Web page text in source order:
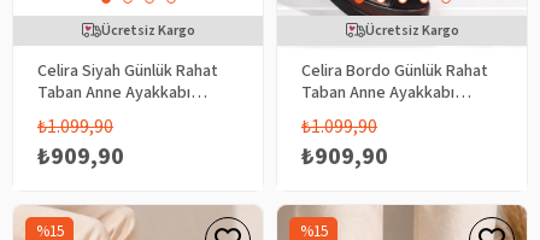
Celira Siyah Günlük Rahat
Taban Anne Ayakkabı
HS00321
₺909,90
₺1.099,90
Ücretsiz Kargo
Celira Bordo Günlük Rahat
Taban Anne Ayakkabı
HS00320
₺909,90
₺1.099,90
Ücretsiz Kargo
%15 %15